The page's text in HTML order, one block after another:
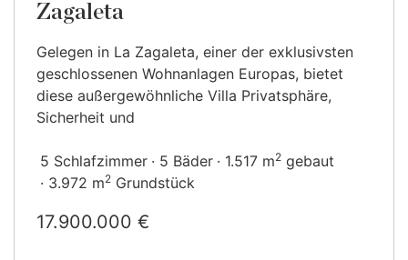
Zagaleta
Gelegen in La Zagaleta, einer der exklusivsten
geschlossenen Wohnanlagen Europas, bietet
diese außergewöhnliche Villa Privatsphäre,
Sicherheit und
5 Schlafzimmer 5 Bäder 1.517 m2 gebaut
3.972 m2 Grundstück
17.900.000 €